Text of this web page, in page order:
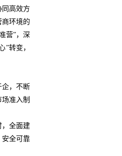
同高效方
环境的
营”，深
”转变，
，不断
准入制
全面建
全可靠